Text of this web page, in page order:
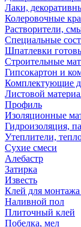
Лаки,
Колеровочные
Растворители,
Специальные
Шпатлевки
Строительные
Гипсокартон и
Комплектующие
Листовой
Профиль
Изоляционные
Гидроизоляция,
Утеплители,
Сухие смеси
Алебастр
Затирка
Известь
Клей для
Наливной пол
Плиточный клей
Побелка, мел